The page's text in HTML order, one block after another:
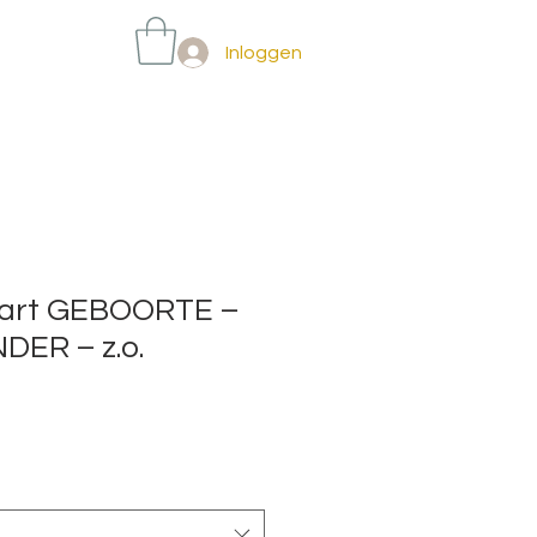
Inloggen
GEBOORTE –
– z.o.